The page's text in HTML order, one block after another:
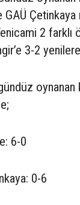
GAÜ Çetinkaya
2 farklı
3-2
oynanan
6-0
0-6